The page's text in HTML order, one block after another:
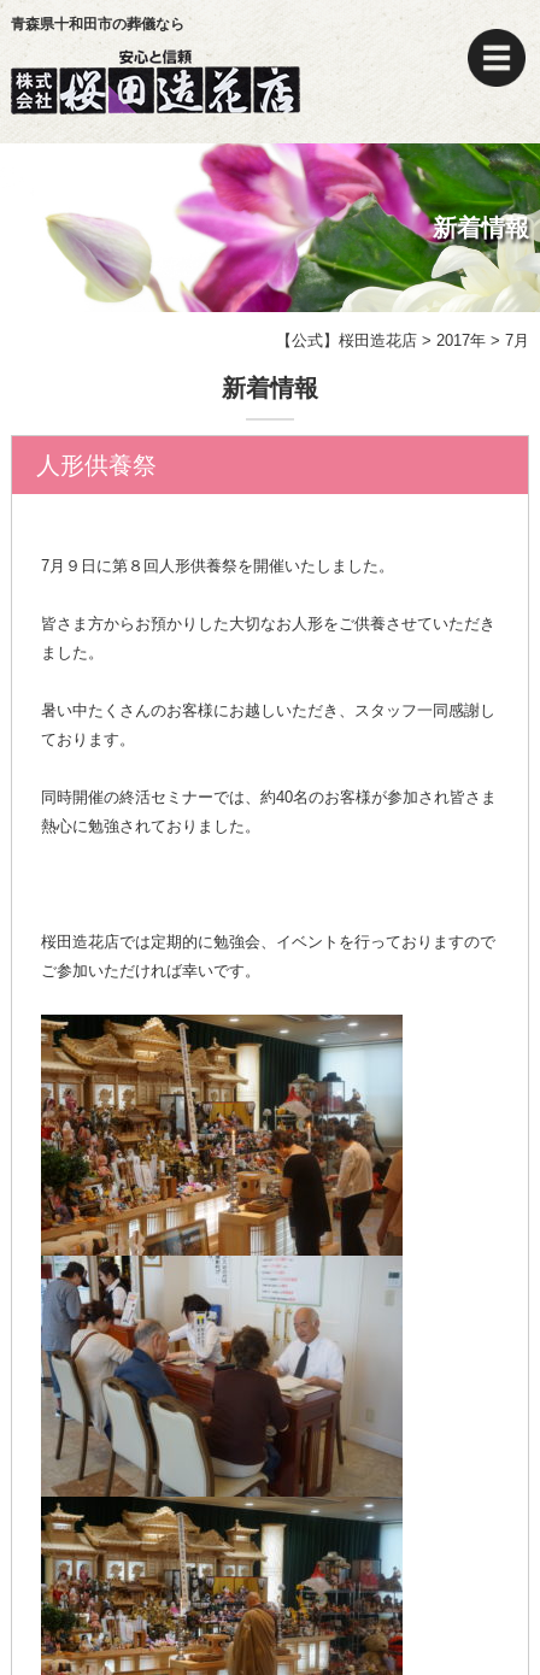
青森県十和田市の葬儀なら
新着情報
【公式】桜田造花店 >2017年 >7月
新着情報
人形供養祭
7月９日に第８回人形供養祭を開催いたしました。
皆さま方からお預かりした大切なお人形をご供養させていただき
ました。
暑い中たくさんのお客様にお越しいただき、スタッフ一同感謝し
ております。
同時開催の終活セミナーでは、約40名のお客様が参加され皆さま
熱心に勉強されておりました。
桜田造花店では定期的に勉強会、イベントを行っておりますので
ご参加いただければ幸いです。